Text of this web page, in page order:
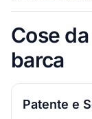
Cose
barca
Patente e